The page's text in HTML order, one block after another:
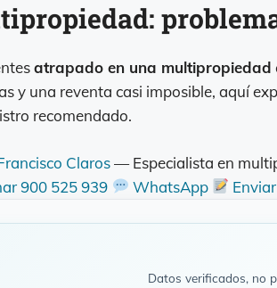
atrapado en una multipropiedad
y una reventa casi imposible, aquí
recomendado.
Claros— Especialista en
900 525 939
WhatsApp
Datos verificados, no